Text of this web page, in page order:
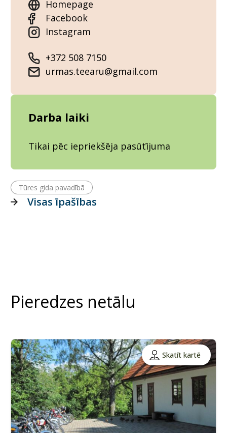
Homepage
Facebook
Instagram
+372 508 7150
urmas.teearu@gmail.com
Darba laiki
Tikai pēc iepriekšēja pasūtījuma
Tūres gida pavadībā
Visas īpašības
Pieredzes netālu
Skatīt kartē